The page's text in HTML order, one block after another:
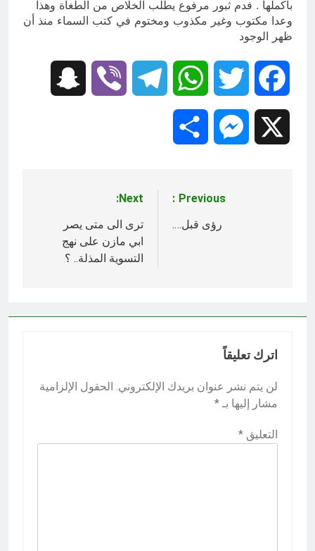
بأكملها . فدم ثبور مرفوع يطلب الخلاص من الطغاة وهذا
وعدا مكتوب وغير مكذوب ومختوم في كتب السماء منذ أن
ظهر الوجود
Facebook
Twitter
WhatsApp
Telegram
Viber
Messenger
المقالات
Previous:
رؤى قبل….
Next:
ترى الى متى يصر
ابي مازن على نهج
التسوية المذلة.. ؟
اترك تعليقاً
لن يتم نشر عنوان بريدك الإلكتروني. الحقول الإلزامية
مشار إليها بـ *
التعليق *